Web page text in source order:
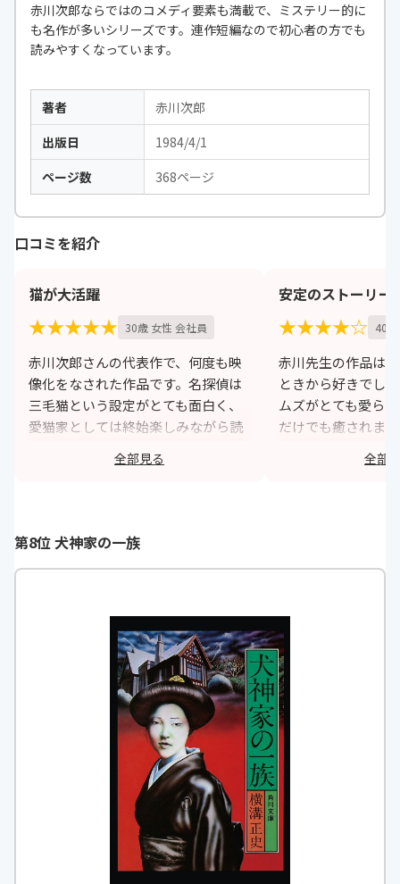
赤川次郎ならではのコメディ要素も満載で、ミステリー的に
も名作が多いシリーズです。連作短編なので初心者の方でも
読みやすくなっています。
著者
赤川次郎
出版日
1984/4/1
ページ数
368ページ
口コミを紹介
猫が大活躍
★★★★★ 30歳 女性 会社員
赤川次郎さんの代表作で、何度も映
像化をなされた作品です。名探偵は
三毛猫という設定がとても面白く、
愛猫家としては終始楽しみながら読
めました。難解な事件が多いです
が、猫の行動で謎を究明できるトリ
全部見る
安定のストーリー
★★★★☆ 40
赤川先生の作品は
ときから好きでし
ムズがとても愛ら
だけでも癒されま
癒しだけでなくス
イグイ引き込まれ
全部
第8位 犬神家の一族